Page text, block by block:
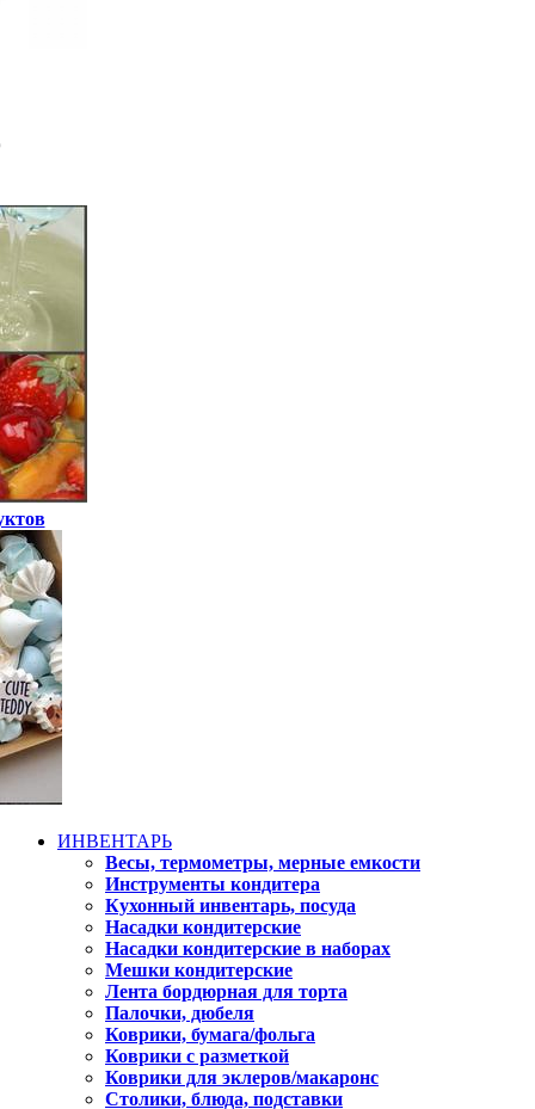
ИНВЕНТАРЬ
Весы, термометры, мерные емкости
Инструменты кондитера
Кухонный инвентарь, посуда
Насадки кондитерские
Насадки кондитерские в наборах
Мешки кондитерские
Лента бордюрная для торта
Палочки, дюбеля
Коврики, бумага/фольга
Коврики с разметкой
Коврики для эклеров/макаронс
Столики, блюда, подставки